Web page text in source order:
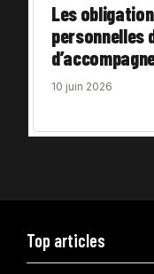
Les
personnelles
10 juin 2026
Top articles